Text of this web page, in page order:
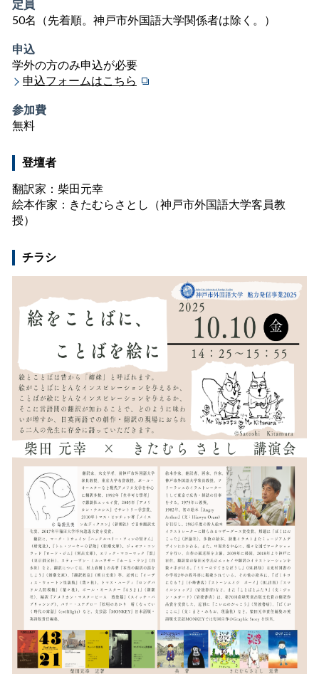
定員
50名（先着順。神戸市外国語大学関係者は除く。）
申込
学外の方のみ申込が必要
申込フォームはこちら
参加費
無料
登壇者
翻訳家：柴田元幸
絵本作家：きたむらさとし（神戸市外国語大学客員教
授）
チラシ